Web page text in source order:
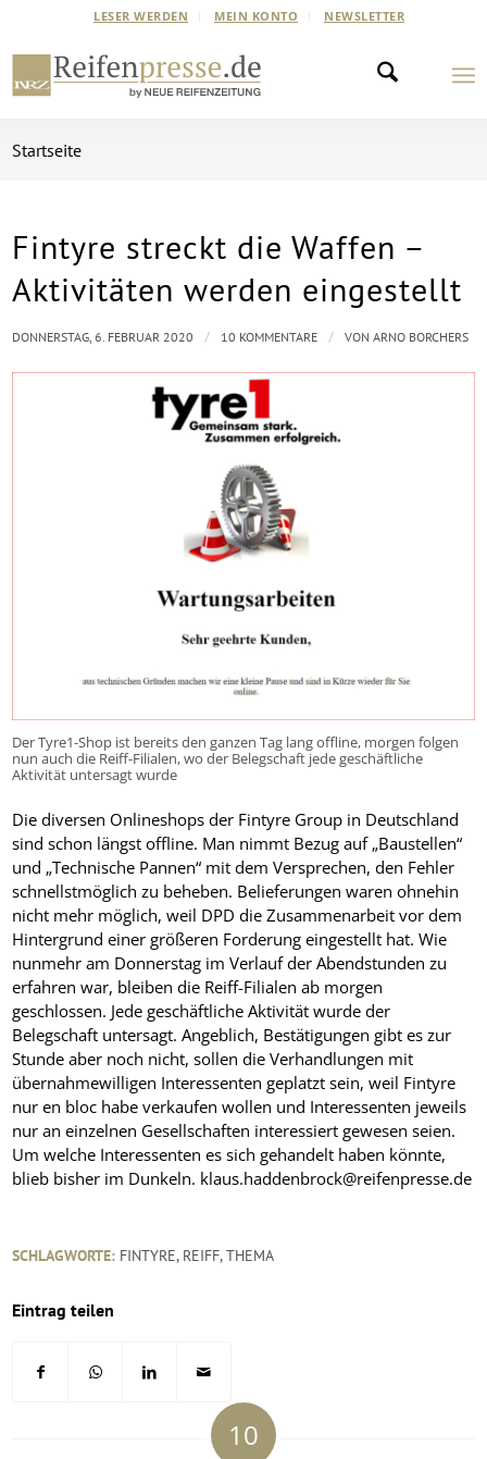
LESER WERDEN MEIN KONTO NEWSLETTER
Startseite
Fintyre streckt die Waffen –
Aktivitäten werden eingestellt
Der Tyre1-Shop ist bereits den ganzen Tag lang offline, morgen folgen
nun auch die Reiff-Filialen, wo der Belegschaft jede geschäftliche
Aktivität untersagt wurde
Die diversen Onlineshops der Fintyre Group in Deutschland
sind schon längst offline. Man nimmt Bezug auf „Baustellen“
und „Technische Pannen“ mit dem Versprechen, den Fehler
schnellstmöglich zu beheben. Belieferungen waren ohnehin
nicht mehr möglich, weil DPD die Zusammenarbeit vor dem
Hintergrund einer größeren Forderung eingestellt hat. Wie
nunmehr am Donnerstag im Verlauf der Abendstunden zu
erfahren war, bleiben die Reiff-Filialen ab morgen
geschlossen. Jede geschäftliche Aktivität wurde der
Belegschaft untersagt. Angeblich, Bestätigungen gibt es zur
Stunde aber noch nicht, sollen die Verhandlungen mit
übernahmewilligen Interessenten geplatzt sein, weil Fintyre
nur en bloc habe verkaufen wollen und Interessenten jeweils
nur an einzelnen Gesellschaften interessiert gewesen seien.
Um welche Interessenten es sich gehandelt haben könnte,
blieb bisher im Dunkeln. klaus.haddenbrock@reifenpresse.de
DONNERSTAG, 6. FEBRUAR 2020 / 10 KOMMENTARE / VONARNO BORCHERS
SCHLAGWORTE: FINTYRE, REIFF,THEMA
Eintrag teilen
10
sagt:
sagt:
sagt: